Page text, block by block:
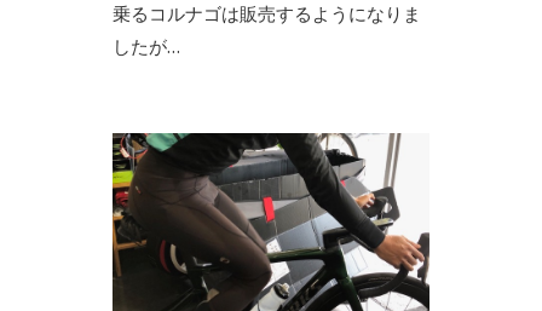
乗るコルナゴは販売するようになりま
したが…